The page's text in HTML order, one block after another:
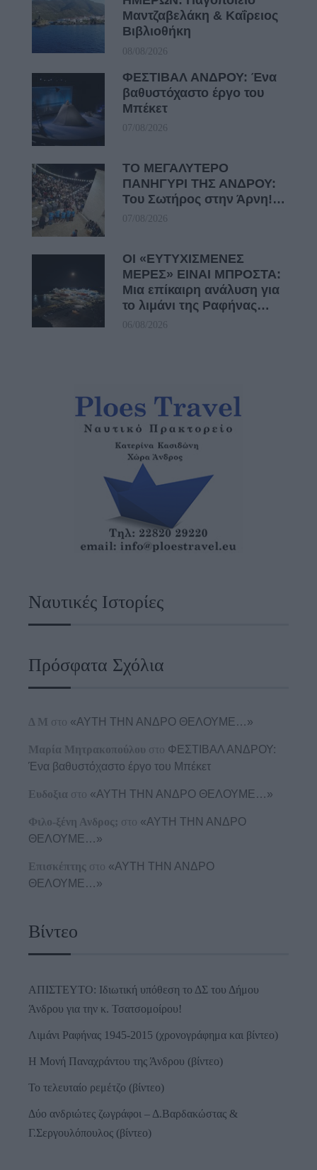
Μαντζαβελάκη & Καΐρειος
Βιβλιοθήκη
08/08/2026
ΦΕΣΤΙΒΑΛ ΑΝΔΡΟΥ: Ένα
βαθυστόχαστο έργο του
Μπέκετ
07/08/2026
ΤΟ ΜΕΓΑΛΥΤΕΡΟ
ΠΑΝΗΓΥΡΙ ΤΗΣ ΑΝΔΡΟΥ:
Του Σωτήρος στην Άρνη!…
07/08/2026
ΟΙ «ΕΥΤΥΧΙΣΜΕΝΕΣ
ΜΕΡΕΣ» ΕΙΝΑΙ ΜΠΡΟΣΤΑ:
Μια επίκαιρη ανάλυση για
το λιμάνι της Ραφήνας…
06/08/2026
Ναυτικές Ιστορίες
Πρόσφατα Σχόλια
Δ Μ στο «ΑΥΤΗ ΤΗΝ ΑΝΔΡΟ ΘΕΛΟΥΜΕ…»
Μαρία Μητρακοπούλου στο ΦΕΣΤΙΒΑΛ ΑΝΔΡΟΥ:
Ένα βαθυστόχαστο έργο του Μπέκετ
Ευδοξια στο «ΑΥΤΗ ΤΗΝ ΑΝΔΡΟ ΘΕΛΟΥΜΕ…»
Φιλο-ξένη Ανδρος; στο «ΑΥΤΗ ΤΗΝ ΑΝΔΡΟ
ΘΕΛΟΥΜΕ…»
Επισκέπτης στο «ΑΥΤΗ ΤΗΝ ΑΝΔΡΟ
ΘΕΛΟΥΜΕ…»
Βίντεο
ΑΠΙΣΤΕΥΤΟ: Ιδιωτική υπόθεση το ΔΣ του Δήμου
Άνδρου για την κ. Τσατσομοίρου!
Λιμάνι Ραφήνας 1945-2015 (χρονογράφημα και βίντεο)
Η Μονή Παναχράντου της Άνδρου (βίντεο)
Το τελευταίο ρεμέτζο (βίντεο)
Δύο ανδριώτες ζωγράφοι – Δ.Βαρδακώστας &
Γ.Σεργουλόπουλος (βίντεο)